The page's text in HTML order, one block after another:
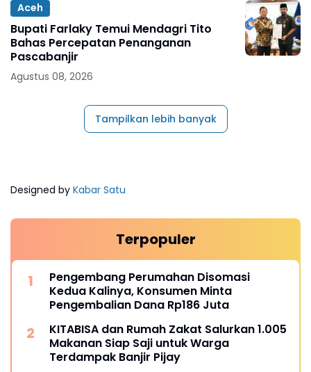
Aceh
Bupati Farlaky Temui Mendagri Tito
Bahas Percepatan Penanganan
Pascabanjir
Agustus 08, 2026
Tampilkan lebih banyak
Designed by Kabar Satu
Terpopuler
Pengembang Perumahan Disomasi
Kedua Kalinya, Konsumen Minta
Pengembalian Dana Rp186 Juta
KITABISA dan Rumah Zakat Salurkan 1.005
Makanan Siap Saji untuk Warga
Terdampak Banjir Pijay